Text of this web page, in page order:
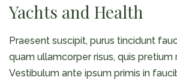
Yachts and Health
Praesent suscipit, purus tincidunt
quam ullamcorper risus, quis pretium
Vestibulum ante ipsum primis in